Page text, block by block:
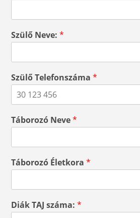
Szülő Neve:*
Szülő Telefonszáma*
Táborozó Neve*
Táborozó Életkora*
Diák TAJ száma:*